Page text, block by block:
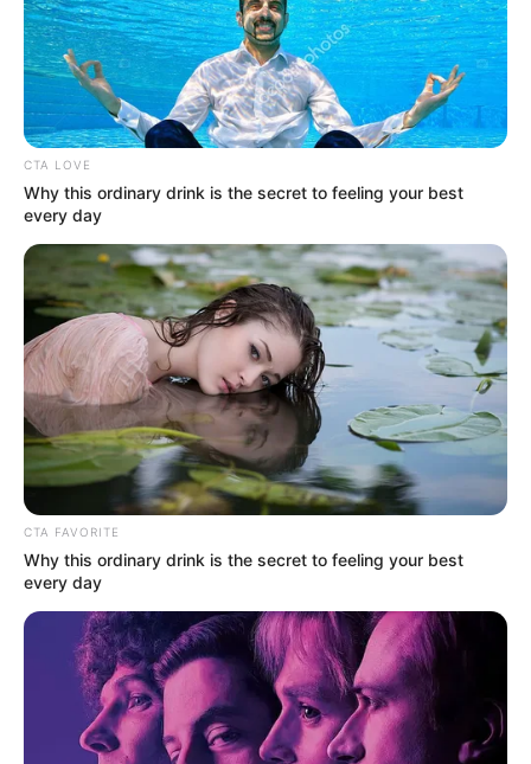
CTA LOVE
Why this ordinary drink is the secret to feeling your best
every day
CTA FAVORITE
Why this ordinary drink is the secret to feeling your best
every day